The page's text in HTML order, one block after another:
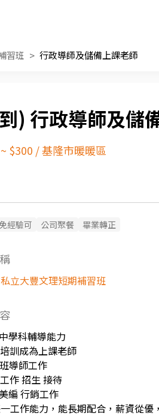
習班 行政導師及儲備上課老師
行政導師及儲
$300 /基隆市暖暖區
經驗可 公司聚餐 畢業轉正
立大豐文理短期補習班
學科輔導能力
訓成為上課老師
導師工作
作 招生 接待
編 行銷工作
工作能力，能長期配合，薪資從優